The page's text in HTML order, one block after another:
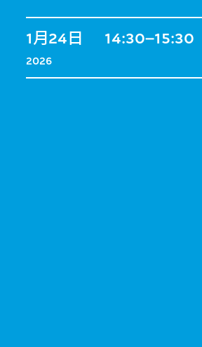
1月24日
2026
14:30–15:30